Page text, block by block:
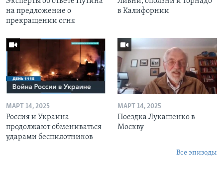
на предложение о
прекращении огня
в Калифорнии
МАРТ 14, 2025
Россия и Украина
продолжают обмениваться
ударами беспилотников
МАРТ 14, 2025
Поездка Лукашенко в
Москву
Все эпизоды